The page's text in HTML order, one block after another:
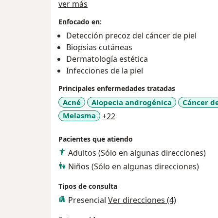
Realicé la subespecialidad en Dermatología en el Centro Médico Nacional Siglo
hospital general de México, Instituto
Pascua. Ademas me desempeñe como
de mi formación.
Actualmente cursando diplomado en
infantil de México Federico Gomez.
Cerrificado por el consejo mexicano de
Me pongo a su servicio, consulta
Juan del Rio.
ver más
Enfocado en:
Detección precoz del cáncer de piel
Biopsias cutáneas
Dermatología estética
Infecciones de la piel
Principales enfermedades tratadas
Acné Alopecia androgénica Cáncer
Melasma
+22
Pacientes que atiendo
Adultos (Sólo en algunas direcciones)
Niños (Sólo en algunas direcciones)
Tipos de consulta
Presencial Ver direcciones (4)